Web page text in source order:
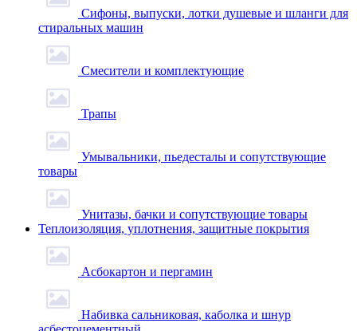
Сифоны, выпуски, лотки душевые и шланги для
стиральных машин
Смесители и комплектующие
Трапы
Умывальники, пьедесталы и сопутствующие
товары
Унитазы, бачки и сопутствующие товары
Теплоизоляция, уплотнения, защитные покрытия
Асбокартон и пергамин
Набивка сальниковая, каболка и шнур